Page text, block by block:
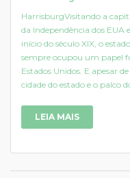
HarrisburgVisitando a
da Independência dos
início do século XIX, o
sempre ocupou um papel
Estados Unidos. E apesar
cidade do estado e o palco
LEIA MAIS